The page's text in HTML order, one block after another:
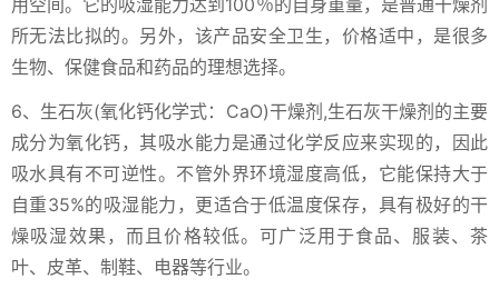
用空间。它的吸湿能力达到100％的自身重量，是普通干燥剂
所无法比拟的。另外，该产品安全卫生，价格适中，是很多
生物、保健食品和药品的理想选择。
6、生石灰(氧化钙化学式：CaO)干燥剂,生石灰干燥剂的主要
成分为氧化钙，其吸水能力是通过化学反应来实现的，因此
吸水具有不可逆性。不管外界环境湿度高低，它能保持大于
自重35%的吸湿能力，更适合于低温度保存，具有极好的干
燥吸湿效果，而且价格较低。可广泛用于食品、服装、茶
叶、皮革、制鞋、电器等行业。